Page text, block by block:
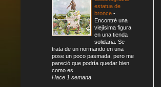
estatua de
bronce -
Encontré una
viejísima figura
en una tienda
solidaria. Se
trata de un normando en una
pose un poco pasmada, pero me
pareció que podría quedar bien
como es...
Hace 1 semana